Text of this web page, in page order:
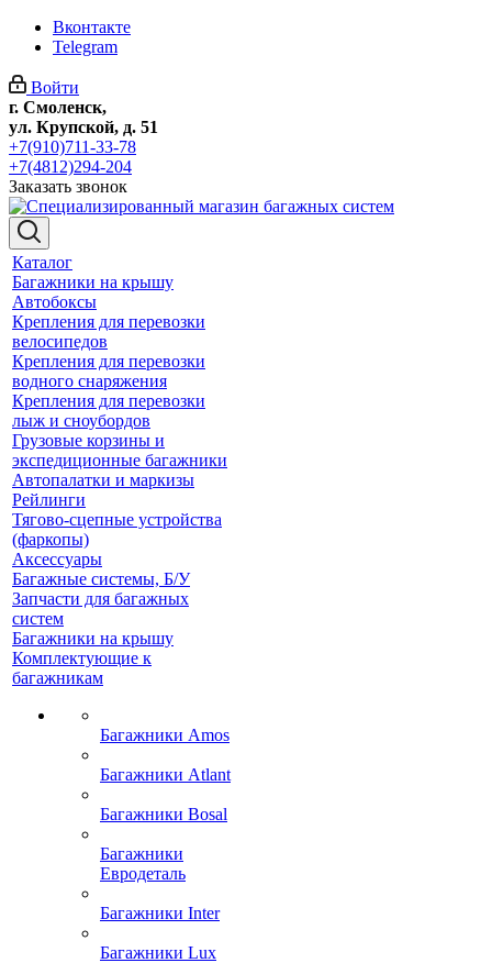
Вконтакте
Telegram
Войти
г. Смоленск,
ул. Крупской, д. 51
+7(910)711-33-78
+7(4812)294-204
Заказать звонок
Каталог
Багажники на крышу
Автобоксы
Крепления для перевозки
велосипедов
Крепления для перевозки
водного снаряжения
Крепления для перевозки
лыж и сноубордов
Грузовые корзины и
экспедиционные багажники
Автопалатки и маркизы
Рейлинги
Тягово-сцепные устройства
(фаркопы)
Аксессуары
Багажные системы, Б/У
Запчасти для багажных
систем
Багажники на крышу
Комплектующие к
багажникам
Багажники Amos
Багажники Atlant
Багажники Bosal
Багажники
Евродеталь
Багажники Inter
Багажники Lux